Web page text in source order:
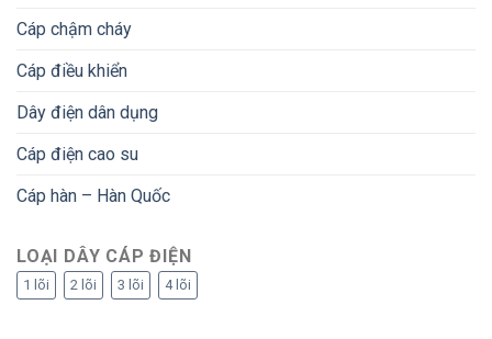
Cáp chậm cháy
Cáp điều khiển
Dây điện dân dụng
Cáp điện cao su
Cáp hàn – Hàn Quốc
LOẠI DÂY CÁP ĐIỆN
1 lõi 2 lõi 3 lõi 4 lõi